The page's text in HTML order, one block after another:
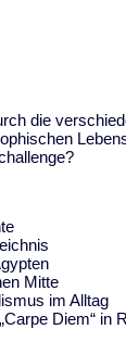
die
Mitte
im Alltag
Carpe Diem“ in